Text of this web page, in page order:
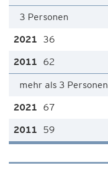
3 Personen
36
62
mehr als 3 Personen
67
59